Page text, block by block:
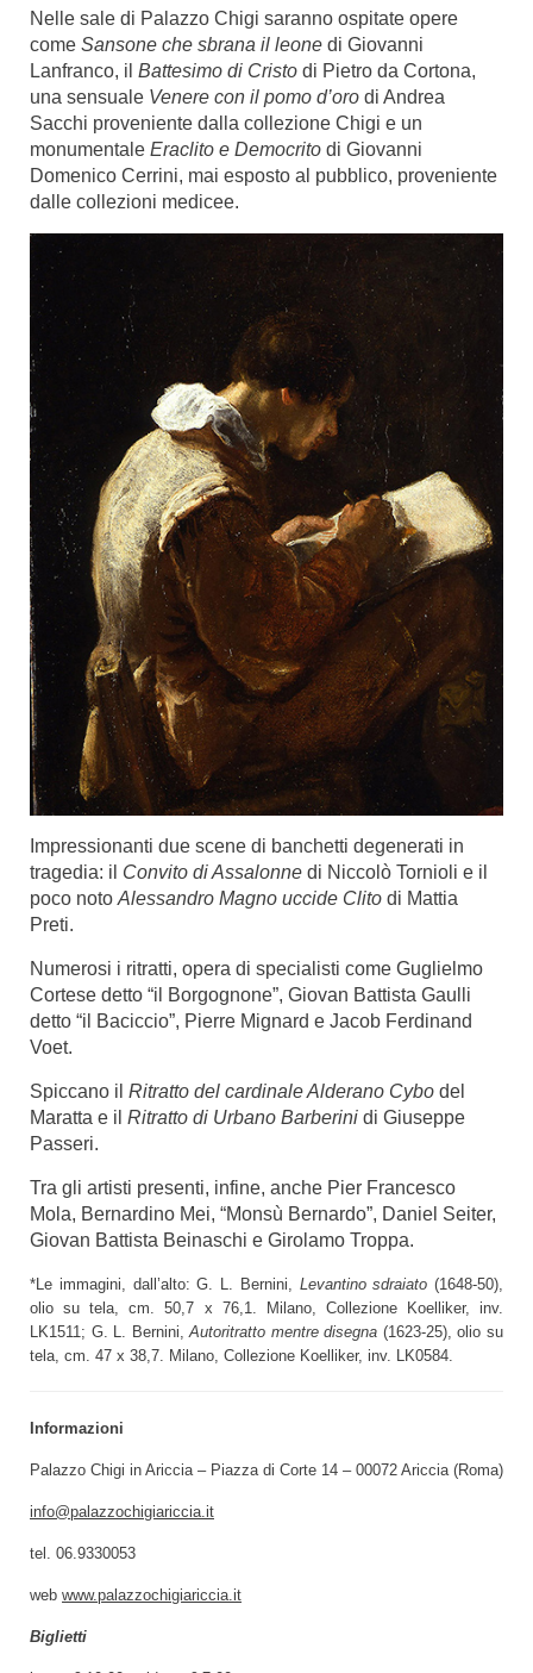
Nelle sale di Palazzo Chigi saranno ospitate opere
come Sansone che sbrana il leone di Giovanni
Lanfranco, il Battesimo di Cristo di Pietro da Cortona,
una sensuale Venere con il pomo d’oro di Andrea
Sacchi proveniente dalla collezione Chigi e un
monumentale Eraclito e Democrito di Giovanni
Domenico Cerrini, mai esposto al pubblico, proveniente
dalle collezioni medicee.
Impressionanti due scene di banchetti degenerati in
tragedia: il Convito di Assalonne di Niccolò Tornioli e il
poco noto Alessandro Magno uccide Clito di Mattia
Preti.
Numerosi i ritratti, opera di specialisti come Guglielmo
Cortese detto “il Borgognone”, Giovan Battista Gaulli
detto “il Baciccio”, Pierre Mignard e Jacob Ferdinand
Voet.
Spiccano il Ritratto del cardinale Alderano Cybo del
Maratta e il Ritratto di Urbano Barberini di Giuseppe
Passeri.
Tra gli artisti presenti, infine, anche Pier Francesco
Mola, Bernardino Mei, “Monsù Bernardo”, Daniel Seiter,
Giovan Battista Beinaschi e Girolamo Troppa.
*Le immagini, dall’alto: G. L. Bernini, Levantino sdraiato (1648-50),
olio su tela, cm. 50,7 x 76,1. Milano, Collezione Koelliker, inv.
LK1511; G. L. Bernini, Autoritratto mentre disegna (1623-25), olio su
tela, cm. 47 x 38,7. Milano, Collezione Koelliker, inv. LK0584.
Informazioni
Palazzo Chigi in Ariccia – Piazza di Corte 14 – 00072 Ariccia (Roma)
info@palazzochigiariccia.it
tel. 06.9330053
web www.palazzochigiariccia.it
Biglietti